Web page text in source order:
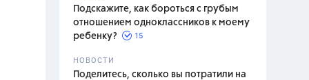
Подскажите, как бороться с грубым
отношением одноклассников к моему
ребенку?
15
НОВОСТИ
Поделитесь, сколько вы потратили на